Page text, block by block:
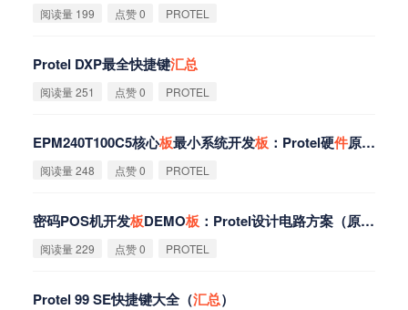
阅读量 199 点赞 0 PROTEL
Protel DXP最全快捷键汇总
阅读量 251 点赞 0 PROTEL
EPM240T100C5核心板最小系统开发板 ：Protel硬件原理图+
阅读量 248 点赞 0 PROTEL
密码POS机开发板DEMO板 ：Protel设计电路方案（原理图+
阅读量 229 点赞 0 PROTEL
Protel 99 SE快捷键大全（汇总）